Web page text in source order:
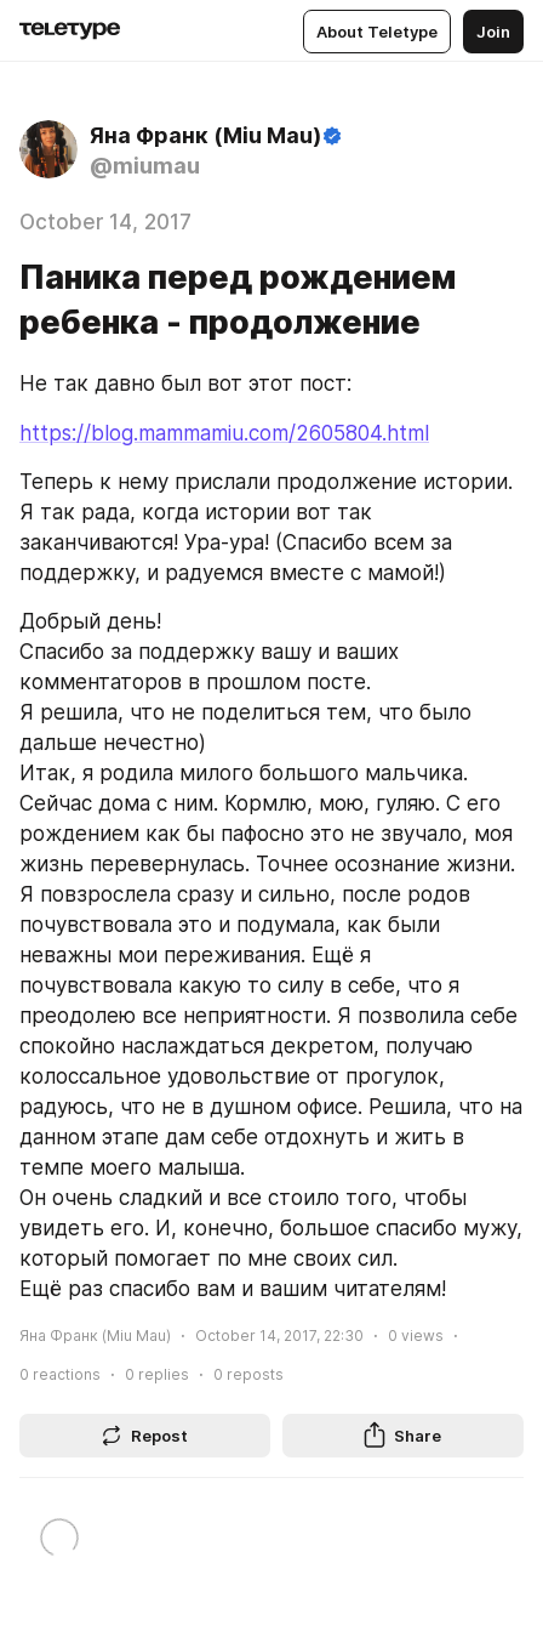
About Teletype Join
Яна Франк (Miu Mau)
@miumau
October 14, 2017
Паника перед рождением
ребенка - продолжение
Не так давно был вот этот пост:
https://blog.mammamiu.com/2605804.html
Теперь к нему прислали продолжение истории.
Я так рада, когда истории вот так
заканчиваются! Ура-ура! (Спасибо всем за
поддержку, и радуемся вместе с мамой!)
Добрый день!
Спасибо за поддержку вашу и ваших
комментаторов в прошлом посте.
Я решила, что не поделиться тем, что было
дальше нечестно)
Итак, я родила милого большого мальчика.
Сейчас дома с ним. Кормлю, мою, гуляю. С его
рождением как бы пафосно это не звучало, моя
жизнь перевернулась. Точнее осознание жизни.
Я повзрослела сразу и сильно, после родов
почувствовала это и подумала, как были
неважны мои переживания. Ещё я
почувствовала какую то силу в себе, что я
преодолею все неприятности. Я позволила себе
спокойно наслаждаться декретом, получаю
колоссальное удовольствие от прогулок,
радуюсь, что не в душном офисе. Решила, что на
данном этапе дам себе отдохнуть и жить в
темпе моего малыша.
Он очень сладкий и все стоило того, чтобы
увидеть его. И, конечно, большое спасибо мужу,
который помогает по мне своих сил.
Ещё раз спасибо вам и вашим читателям!
Яна Франк (Miu Mau) October 14, 2017, 22:30 0 views
0 reactions 0 replies 0 reposts
Repost Share